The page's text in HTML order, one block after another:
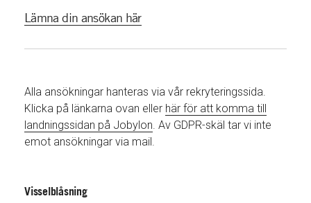
Lämna din ansökan här
Alla ansökningar hanteras via vår rekryteringssida.
Klicka på länkarna ovan eller här för att komma till
landningssidan på Jobylon. Av GDPR-skäl tar vi inte
emot ansökningar via mail.
Visselblåsning